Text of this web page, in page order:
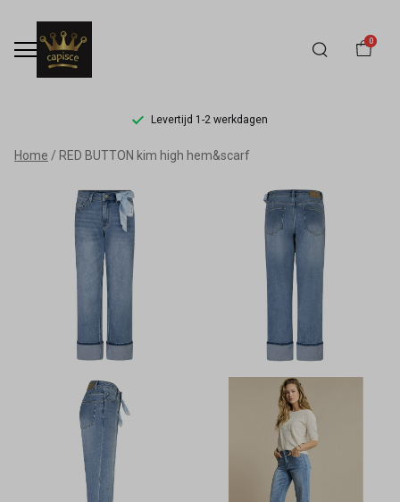
0
Levertijd 1-2 werkdagen
RED
BUTTON
hem&scarf
Capisce
Mode
Home RED BUTTON kim high hem&scarf